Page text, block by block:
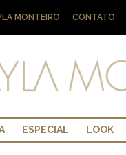
MONTEIRO CONTATO
ESPECIAL LOOK